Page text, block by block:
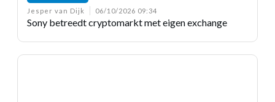
Jesper van Dijk
06/10/2026 09:34
Sony betreedt cryptomarkt met eigen exchange